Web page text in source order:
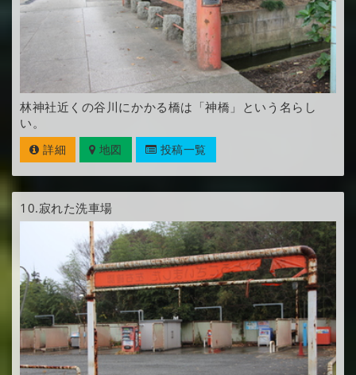
林神社近くの谷川にかかる橋は「神橋」という名らし
い。
詳細 地図 投稿一覧
10.寂れた洗車場